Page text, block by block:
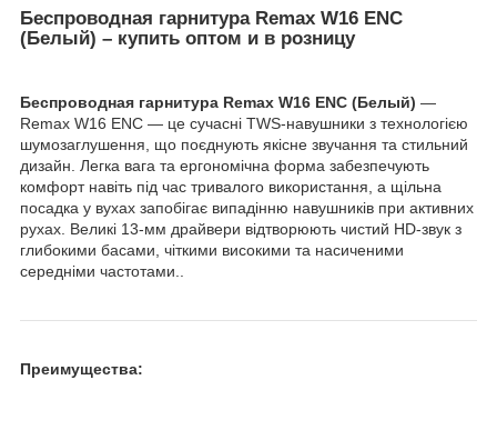
Беспроводная гарнитура Remax W16 ENC
(Белый) – купить оптом и в розницу
Беспроводная гарнитура Remax W16 ENC (Белый) —
Remax W16 ENC — це сучасні TWS-навушники з технологією
шумозаглушення, що поєднують якісне звучання та стильний
дизайн. Легка вага та ергономічна форма забезпечують
комфорт навіть під час тривалого використання, а щільна
посадка у вухах запобігає випадінню навушників при активних
рухах. Великі 13-мм драйвери відтворюють чистий HD-звук з
глибокими басами, чіткими високими та насиченими
середніми частотами..
Преимущества: